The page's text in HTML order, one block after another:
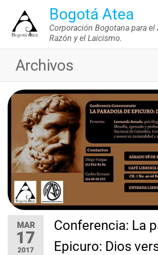
contenido
Bogotá Atea
Corporación Bogotana para el
Razón y el Laicismo.
Archivos
MAR
17
2017
Conferencia: La
Epicuro: Dios